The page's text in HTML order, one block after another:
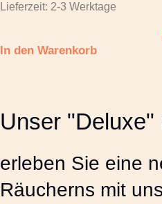
Lieferzeit: 2-3 Werktage
In den Warenkorb
Unser
erleben Sie eine
Räucherns mit